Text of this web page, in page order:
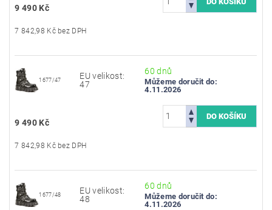
9 490 Kč
7 842,98 Kč bez DPH
1677/47
EU velikost:
47
60 dnů
Můžeme doručit do:
4.11.2026
9 490 Kč
7 842,98 Kč bez DPH
1677/48
EU velikost:
48
60 dnů
Můžeme doručit do:
4.11.2026